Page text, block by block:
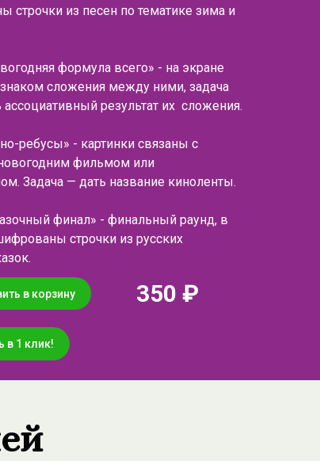
строчки из песен по тематике зима и
формула всего» - на экране
знаком сложения между ними, задача
результат их сложения.
ребусы» - картинки связаны с
фильмом или
Задача — дать название киноленты.
финал» - финальный раунд, в
строчки из русских
в корзину 350 ₽
в 1 клик!